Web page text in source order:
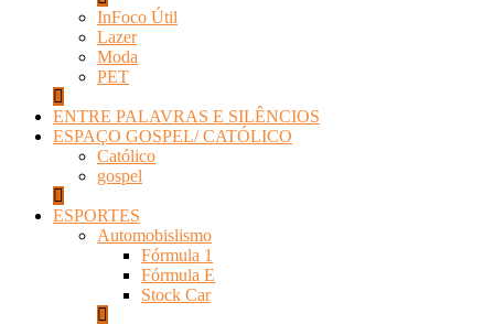
InFoco Útil
Lazer
Moda
PET
ENTRE PALAVRAS E SILÊNCIOS
ESPAÇO GOSPEL/ CATÓLICO
Católico
gospel
ESPORTES
Automobislismo
Fórmula 1
Fórmula E
Stock Car